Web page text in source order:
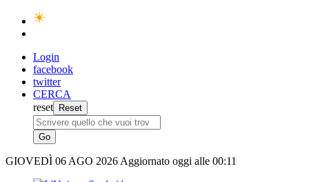
Login
facebook
twitter
CERCA
reset
GIOVEDÌ 06 AGO 2026 Aggiornato oggi alle 00:11